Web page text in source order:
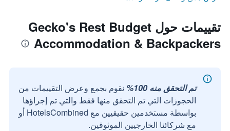
تقييمات حول Gecko's Rest Budget
Accommodation & Backpackers
تم التحقق منه 100%
نقوم بجمع وعرض التقييمات من
الحجوزات التي تم التحقق منها فقط والتي تم إجراؤها
بواسطة مستخدمين حقيقيين مع HotelsCombined أو
مع شركائنا الخارجيين الموثوقين.